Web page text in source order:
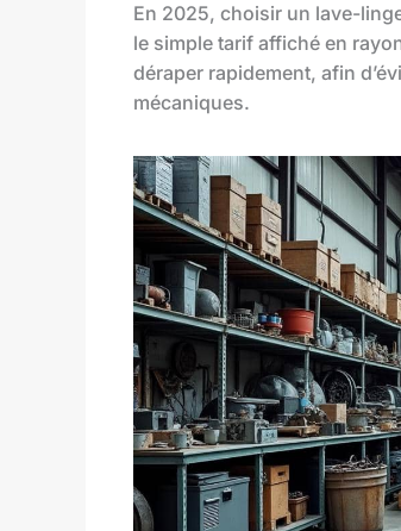
En 2025, choisir un lave-
le simple tarif affiché en
déraper rapidement, afin
mécaniques.